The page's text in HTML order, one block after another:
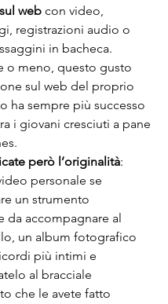
web con video,
registrazioni audio o
in bacheca.
o meno, questo gusto
sul web del proprio
ha sempre più successo
i giovani cresciuti a pane
però l’originalità:
personale se
un strumento
da accompagnare al
un album fotografico
più intimi e
al bracciale
che le avete fatto